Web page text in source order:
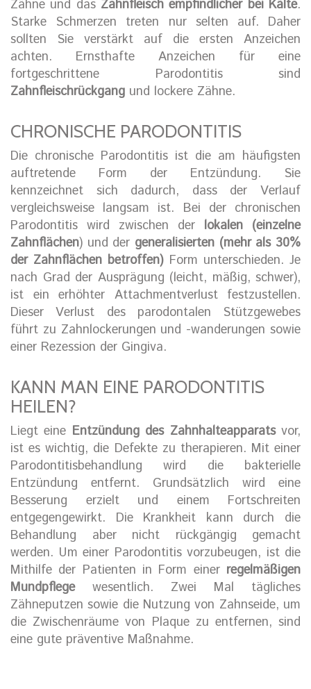
Zähne und das Zahnfleisch empfindlicher bei Kälte.
Starke Schmerzen treten nur selten auf. Daher
sollten Sie verstärkt auf die ersten Anzeichen
achten. Ernsthafte Anzeichen für eine
fortgeschrittene Parodontitis sind
Zahnfleischrückgang und lockere Zähne.
CHRONISCHE PARODONTITIS
Die chronische Parodontitis ist die am häufigsten
auftretende Form der Entzündung. Sie
kennzeichnet sich dadurch, dass der Verlauf
vergleichsweise langsam ist. Bei der chronischen
Parodontitis wird zwischen der lokalen (einzelne
Zahnflächen) und der generalisierten (mehr als 30%
der Zahnflächen betroffen)Form unterschieden. Je
nach Grad der Ausprägung (leicht, mäßig, schwer),
ist ein erhöhter Attachmentverlust festzustellen.
Dieser Verlust des parodontalen Stützgewebes
führt zu Zahnlockerungen und -wanderungen sowie
einer Rezession der Gingiva.
KANN MAN EINE PARODONTITIS
HEILEN?
Liegt eine Entzündung des Zahnhalteapparatsvor,
ist es wichtig, die Defekte zu therapieren. Mit einer
Parodontitisbehandlung wird die bakterielle
Entzündung entfernt. Grundsätzlich wird eine
Besserung erzielt und einem Fortschreiten
entgegengewirkt. Die Krankheit kann durch die
Behandlung aber nicht rückgängig gemacht
werden. Um einer Parodontitis vorzubeugen, ist die
Mithilfe der Patienten in Form einer regelmäßigen
Mundpflegewesentlich. Zwei Mal tägliches
Zähneputzen sowie die Nutzung von Zahnseide, um
die Zwischenräume von Plaque zu entfernen, sind
eine gute präventive Maßnahme.